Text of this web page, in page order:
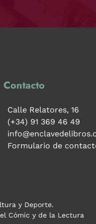
Contacto
Calle Relatores, 16
(+34) 91 369 46 49
Formulario de
y Deporte.
Cómic y de la Lectura